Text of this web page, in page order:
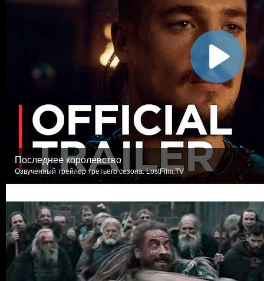
Последнее королевство
Озвученный трейлер третьего сезона. LostFilm.TV